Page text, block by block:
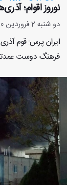
نوروز اقوام؛
دو شنبه 2 فروردین 1400 - 9:32:25
ایران پرس: قوم
فرهنگ دوست